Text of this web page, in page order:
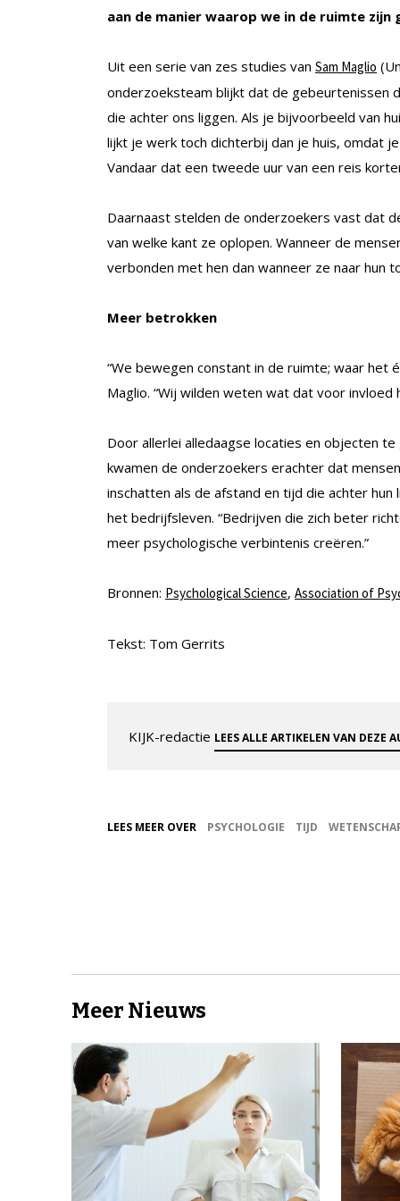
aan de manier waarop we in de ruimte zijn
Uit een serie van zes studies van Sam Maglio
onderzoeksteam blijkt dat de gebeurtenissen
die achter ons liggen. Als je bijvoorbeeld van
lijkt je werk toch dichterbij dan je huis, omdat
Vandaar dat een tweede uur van een reis
Daarnaast stelden de onderzoekers vast dat
van welke kant ze oplopen. Wanneer de
verbonden met hen dan wanneer ze naar hun
Meer betrokken
“We bewegen constant in de ruimte; waar
Maglio. “Wij wilden weten wat dat voor
Door allerlei alledaagse locaties en objecten
kwamen de onderzoekers erachter dat
inschatten als de afstand en tijd die achter
het bedrijfsleven. “Bedrijven die zich beter
meer psychologische verbintenis creëren.”
Bronnen: Psychological Science, Association of
Tekst: Tom Gerrits
KIJK-redactie LEES ALLE ARTIKELEN VAN DEZE
LEES MEER OVER PSYCHOLOGIE TIJD
Meer Nieuws